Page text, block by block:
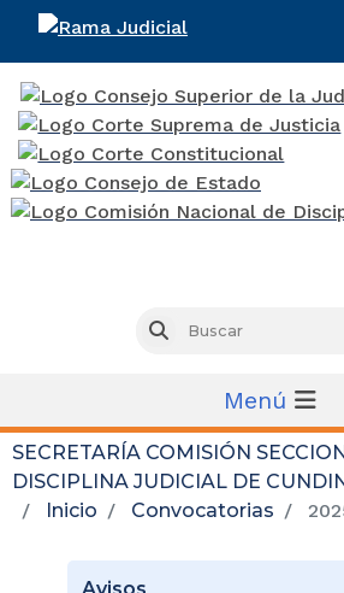
Buscar
Menú
SECRETARÍA COMISIÓN
DISCIPLINA JUDICIAL DE
Inicio
Convocatorias